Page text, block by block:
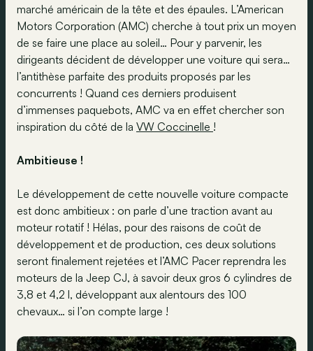
marché américain de la tête et des épaules. L’American
Motors Corporation (AMC) cherche à tout prix un moyen
de se faire une place au soleil… Pour y parvenir, les
dirigeants décident de développer une voiture qui sera…
l’antithèse parfaite des produits proposés par les
concurrents ! Quand ces derniers produisent
d’immenses paquebots, AMC va en effet chercher son
inspiration du côté de la VW Coccinelle !
Ambitieuse !
Le développement de cette nouvelle voiture compacte
est donc ambitieux : on parle d’une traction avant au
moteur rotatif ! Hélas, pour des raisons de coût de
développement et de production, ces deux solutions
seront finalement rejetées et l’AMC Pacer reprendra les
moteurs de la Jeep CJ, à savoir deux gros 6 cylindres de
3,8 et 4,2 l, développant aux alentours des 100
chevaux… si l’on compte large !